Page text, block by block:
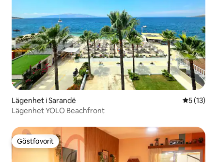
Lägenhet i Sarandë 5 av 5 i
5 (13)
Lägenhet YOLO Beachfront
Gästfavorit
Gästfavorit